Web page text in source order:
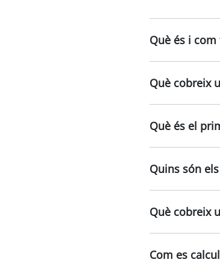
Què és i
Què cobreix
Què és el
Quins són
Què cobreix
Com es